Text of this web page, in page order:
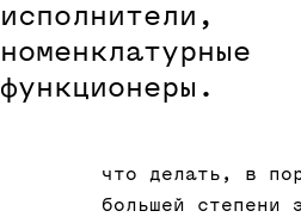
исполнители,
номенклатурные
функционеры.
что делать, в
большей степени